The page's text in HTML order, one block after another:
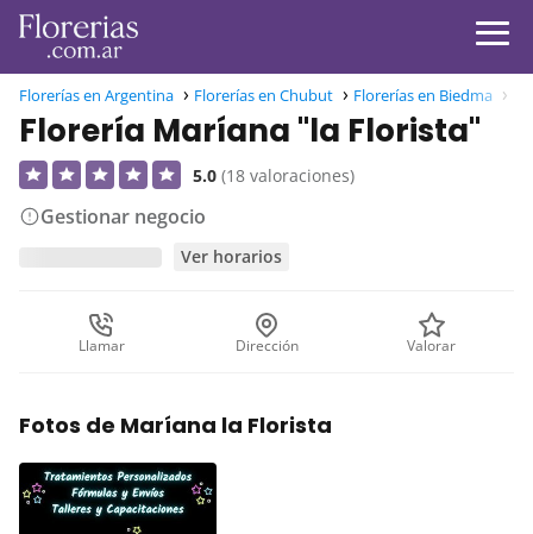
Florerías en Argentina Florerías en Chubut Florerías en Biedma
Florería Maríana "la Florista"
5.0 (18 valoraciones)
Gestionar negocio
Ver horarios
Llamar Dirección Valorar
Fotos de Maríana la Florista